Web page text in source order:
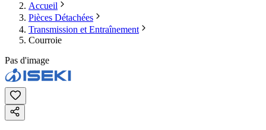
Accueil
Pièces Détachées
Transmission et Entraînement
Courroie
Pas d'image